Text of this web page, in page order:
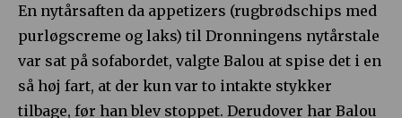
En nytårsaften da appetizers (rugbrødschips med
purløgscreme og laks) til Dronningens nytårstale
var sat på sofabordet, valgte Balou at spise det i en
så høj fart, at der kun var to intakte stykker
tilbage, før han blev stoppet. Derudover har Balou